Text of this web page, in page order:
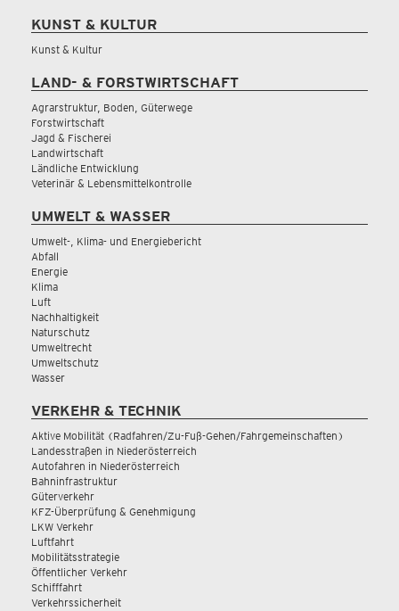
KUNST & KULTUR
Kunst & Kultur
LAND- & FORSTWIRTSCHAFT
Agrarstruktur, Boden, Güterwege
Forstwirtschaft
Jagd & Fischerei
Landwirtschaft
Ländliche Entwicklung
Veterinär & Lebensmittelkontrolle
UMWELT & WASSER
Umwelt-, Klima- und Energiebericht
Abfall
Energie
Klima
Luft
Nachhaltigkeit
Naturschutz
Umweltrecht
Umweltschutz
Wasser
VERKEHR & TECHNIK
Aktive Mobilität (Radfahren/Zu-Fuß-Gehen/Fahrgemeinschaften)
Landesstraßen in Niederösterreich
Autofahren in Niederösterreich
Bahninfrastruktur
Güterverkehr
KFZ-Überprüfung & Genehmigung
LKW Verkehr
Luftfahrt
Mobilitätsstrategie
Öffentlicher Verkehr
Schifffahrt
Verkehrssicherheit